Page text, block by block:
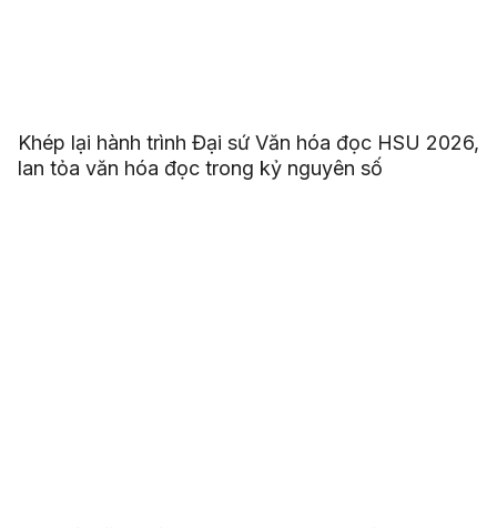
Khép lại hành trình Đại sứ Văn hóa đọc HSU 2026,
lan tỏa văn hóa đọc trong kỷ nguyên số